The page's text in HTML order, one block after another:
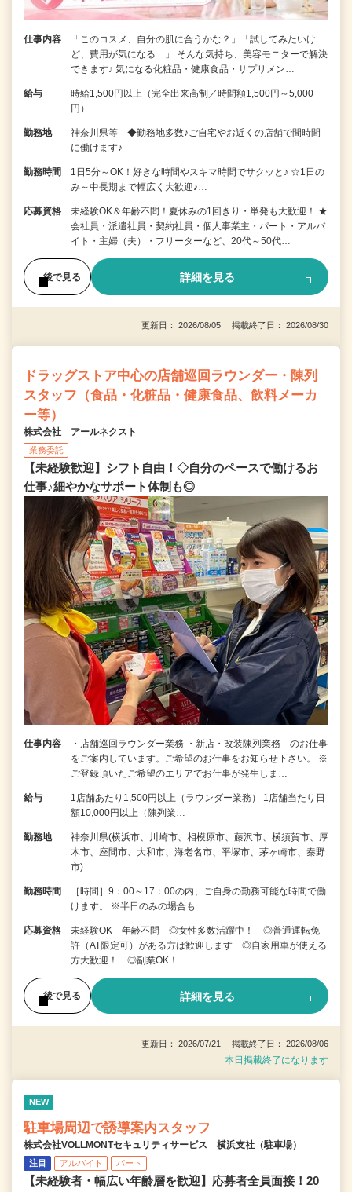
仕事内容
「このコスメ、自分の肌に合うかな？」「試してみたいけ
ど、費用が気になる…」 そんな気持ち、美容モニターで解決
できます♪ 気になる化粧品・健康食品・サプリメン…
給与
時給1,500円以上（完全出来高制／時間額1,500円～5,000
円）
勤務地
神奈川県等 ◆勤務地多数♪ご自宅やお近くの店舗で間時間
に働けます♪
勤務時間
1日5分～OK！好きな時間やスキマ時間でサクッと♪ ☆1日の
み～中長期まで幅広く大歓迎♪…
応募資格
未経験OK＆年齢不問！夏休みの1回きり・単発も大歓迎！ ★
会社員・派遣社員・契約社員・個人事業主・パート・アルバ
イト・主婦（夫）・フリーターなど、20代～50代…
後で見る 詳細を見る
更新日： 2026/08/05 掲載終了日： 2026/08/30
ドラッグストア中心の店舗巡回ラウンダー・陳列
スタッフ（食品・化粧品・健康食品、飲料メーカ
ー等）
株式会社 アールネクスト
業務委託
【未経験歓迎】シフト自由！◇自分のペースで働けるお
仕事♪細やかなサポート体制も◎
仕事内容
・店舗巡回ラウンダー業務 ・新店・改装陳列業務 のお仕事
をご案内しています。ご希望のお仕事をお知らせ下さい。 ※
ご登録頂いたご希望のエリアでお仕事が発生しま…
給与
1店舗あたり1,500円以上（ラウンダー業務） 1店舗当たり日
額10,000円以上（陳列業…
勤務地
神奈川県(横浜市、川崎市、相模原市、藤沢市、横須賀市、厚
木市、座間市、大和市、海老名市、平塚市、茅ヶ崎市、秦野
市)
勤務時間
［時間］9：00～17：00の内、ご自身の勤務可能な時間で働
けます。 ※半日のみの場合も…
応募資格
未経験OK 年齢不問 ◎女性多数活躍中！ ◎普通運転免
許（AT限定可）がある方は歓迎します ◎自家用車が使える
方大歓迎！ ◎副業OK！
後で見る 詳細を見る
更新日： 2026/07/21 掲載終了日： 2026/08/06
本日掲載終了になります
NEW
駐車場周辺で誘導案内スタッフ
株式会社VOLLMONTセキュリティサービス 横浜支社（駐車場）
注目 アルバイト パート
【未経験者・幅広い年齢層を歓迎】応募者全員面接！20